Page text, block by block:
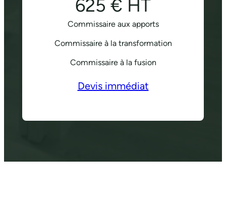
625 € HT
Commissaire aux apports
Commissaire à la transformation
Commissaire à la fusion
Devis immédiat